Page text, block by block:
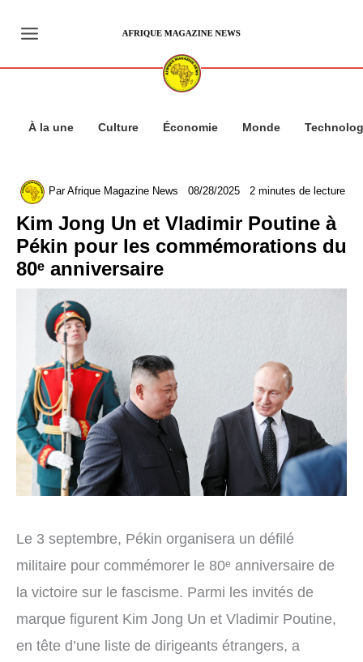
contenu
À la une Culture Économie Monde
ParAfrique Magazine News 08/28/2025 2 minutes de lecture
Kim Jong Un et Vladimir Poutine à
Pékin pour les commémorations du
80ᵉ anniversaire
Le 3 septembre, Pékin organisera un défilé
militaire pour commémorer le 80ᵉ anniversaire de
la victoire sur le fascisme. Parmi les invités de
marque figurent Kim Jong Un et Vladimir Poutine,
en tête d’une liste de dirigeants étrangers, a